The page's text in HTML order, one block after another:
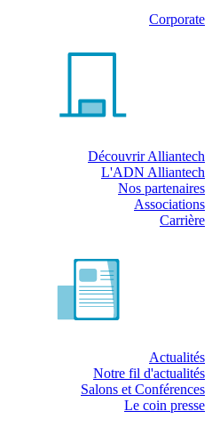
Corporate
Découvrir Alliantech
L'ADN Alliantech
Nos partenaires
Associations
Carrière
Actualités
Notre fil d'actualités
Salons et Conférences
Le coin presse